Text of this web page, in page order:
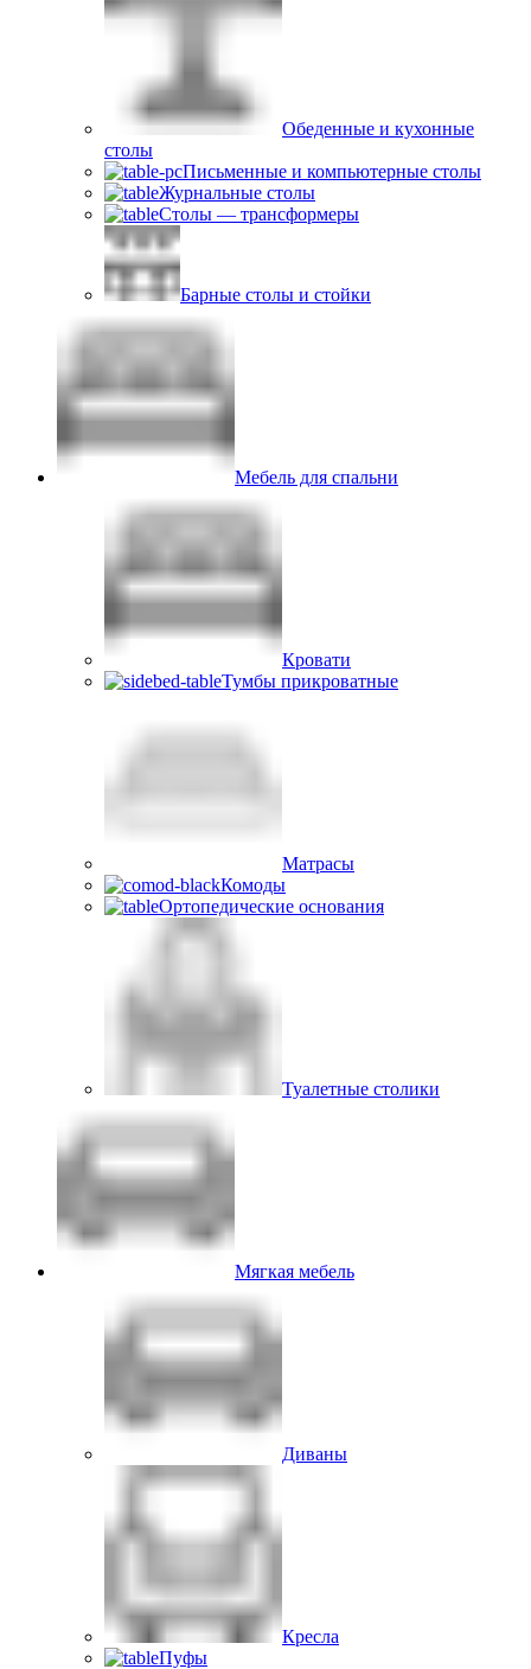
Обеденные и кухонные
столы
Письменные и компьютерные столы
Журнальные столы
Столы — трансформеры
Барные столы и стойки
Мебель для спальни
Кровати
Тумбы прикроватные
Матрасы
Комоды
Ортопедические основания
Туалетные столики
Мягкая мебель
Диваны
Кресла
Пуфы